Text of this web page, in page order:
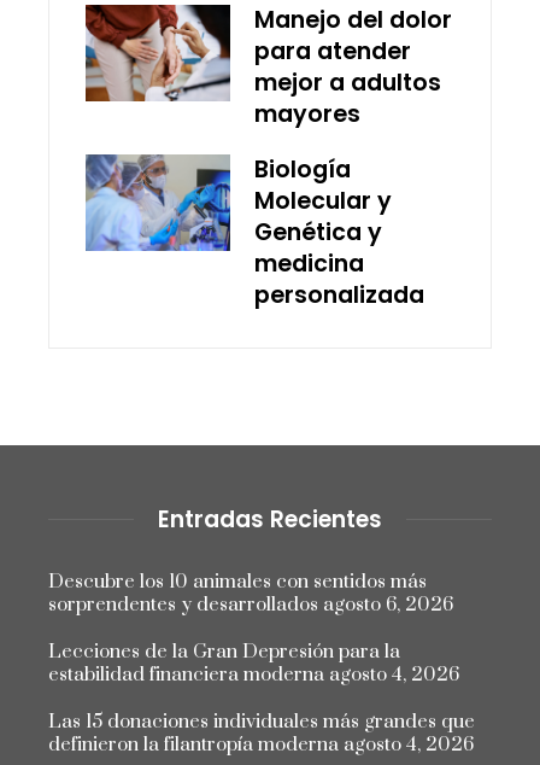
Manejo del dolor
para atender
mejor a adultos
mayores
Biología
Molecular y
Genética y
medicina
personalizada
Entradas Recientes
Descubre los 10 animales con sentidos más
sorprendentes y desarrollados agosto 6, 2026
Lecciones de la Gran Depresión para la
estabilidad financiera moderna agosto 4, 2026
Las 15 donaciones individuales más grandes que
definieron la filantropía moderna agosto 4, 2026